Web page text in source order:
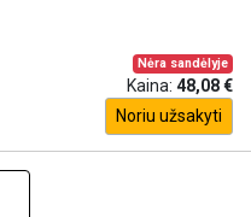
Nėra sandėlyje
Kaina: 48,08 €
Noriu užsakyti